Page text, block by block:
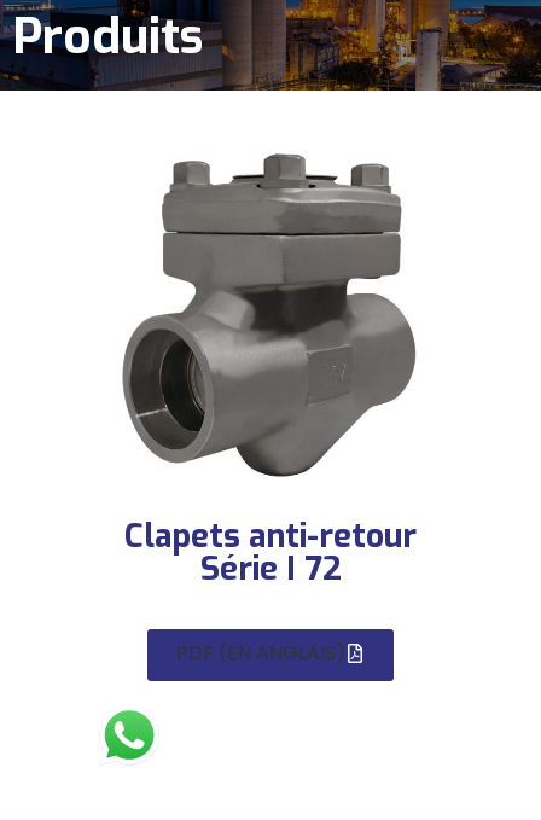
Produits
Clapets anti-retour
Série I 72
PDF (EN ANGLAIS)